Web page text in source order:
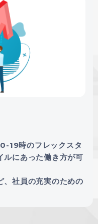
19時のフレックスタ
ルにあった働き方が可
、社員の充実のための